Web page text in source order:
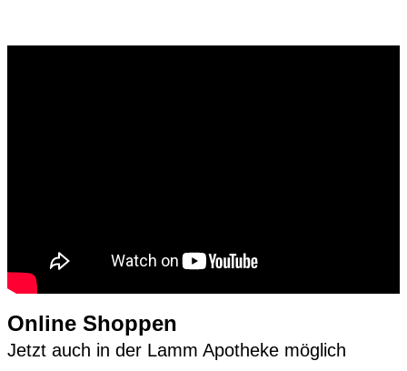
Online Shoppen
Jetzt auch in der Lamm Apotheke möglich